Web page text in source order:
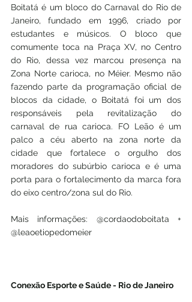
Boitatá é um bloco do Carnaval do Rio de
Janeiro, fundado em 1996, criado por
estudantes e músicos. O bloco que
comumente toca na Praça XV, no Centro
do Rio, dessa vez marcou presença na
Zona Norte carioca, no Méier. Mesmo não
fazendo parte da programação oficial de
blocos da cidade, o Boitatá foi um dos
responsáveis pela revitalização do
carnaval de rua carioca. FO Leão é um
palco a céu aberto na zona norte da
cidade que fortalece o orgulho dos
moradores do subúrbio carioca e é uma
porta para o fortalecimento da marca fora
do eixo centro/zona sul do Rio.
Mais informações: @cordaodoboitata +
@leaoetiopedomeier
Conexão Esporte e Saúde - Rio de Janeiro